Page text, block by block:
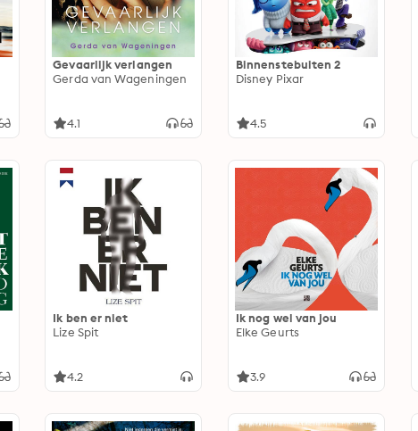
Gevaarlijk verlangen
Gerda van Wageningen
4.1
Binnenstebuiten 2
Disney Pixar
4.5
Ik ben er niet
Lize Spit
4.2
Ik nog wel van jou
Elke Geurts
3.9